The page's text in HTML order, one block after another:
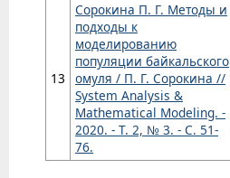
13
Сорокина П. Г. Методы и
подходы к
моделированию
популяции байкальского
омуля / П. Г. Сорокина //
System Analysis &
Mathematical Modeling. -
2020. - Т. 2, № 3. - С. 51-
76.